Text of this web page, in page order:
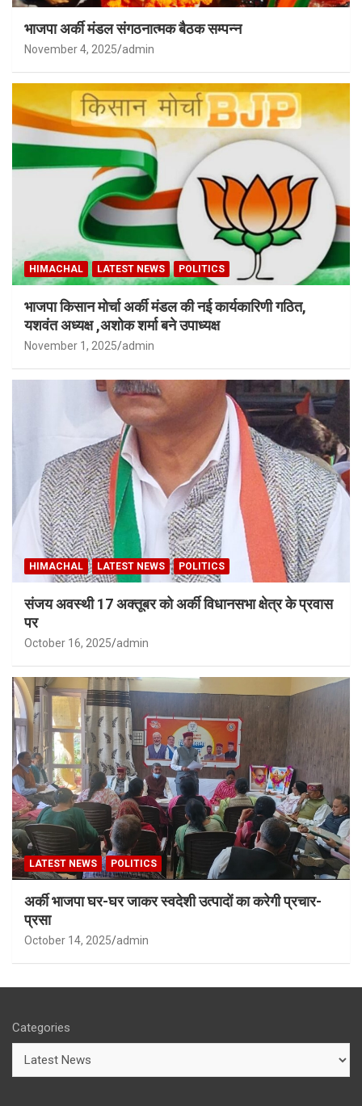
भाजपा अर्की मंडल संगठनात्मक बैठक सम्पन्न
November 4, 2025 admin
HIMACHAL LATEST NEWS POLITICS
भाजपा किसान मोर्चा अर्की मंडल की नई कार्यकारिणी गठित,
यशवंत अध्यक्ष ,अशोक शर्मा बने उपाध्यक्ष
November 1, 2025 admin
HIMACHAL LATEST NEWS POLITICS
संजय अवस्थी 17 अक्तूबर को अर्की विधानसभा क्षेत्र के प्रवास
पर
October 16, 2025 admin
LATEST NEWS POLITICS
अर्की भाजपा घर-घर जाकर स्वदेशी उत्पादों का करेगी प्रचार-
प्रसा
October 14, 2025 admin
Categories